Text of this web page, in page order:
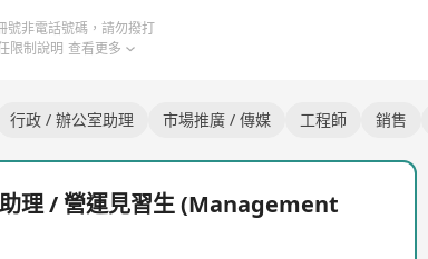
號非電話號碼，請勿撥打
限制說明 查看更多
行政 / 辦公室助理 市場推廣 / 傳媒 工程師 銷售
理 / 營運見習生 (Management